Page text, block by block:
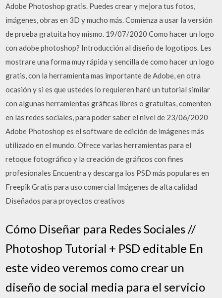
Adobe Photoshop gratis. Puedes crear y mejora tus fotos,
imágenes, obras en 3D y mucho más. Comienza a usar la versión
de prueba gratuita hoy mismo. 19/07/2020 Como hacer un logo
con adobe photoshop? Introducción al diseño de logotipos. Les
mostrare una forma muy rápida y sencilla de como hacer un logo
gratis, con la herramienta mas importante de Adobe, en otra
ocasión y si es que ustedes lo requieren haré un tutorial similar
con algunas herramientas gráficas libres o gratuitas, comenten
en las redes sociales, para poder saber el nivel de 23/06/2020
Adobe Photoshop es el software de edición de imágenes más
utilizado en el mundo. Ofrece varias herramientas para el
retoque fotográfico y la creación de gráficos con fines
profesionales Encuentra y descarga los PSD más populares en
Freepik Gratis para uso comercial Imágenes de alta calidad
Diseñados para proyectos creativos
Cómo Diseñar para Redes Sociales //
Photoshop Tutorial + PSD editable En
este video veremos como crear un
diseño de social media para el servicio